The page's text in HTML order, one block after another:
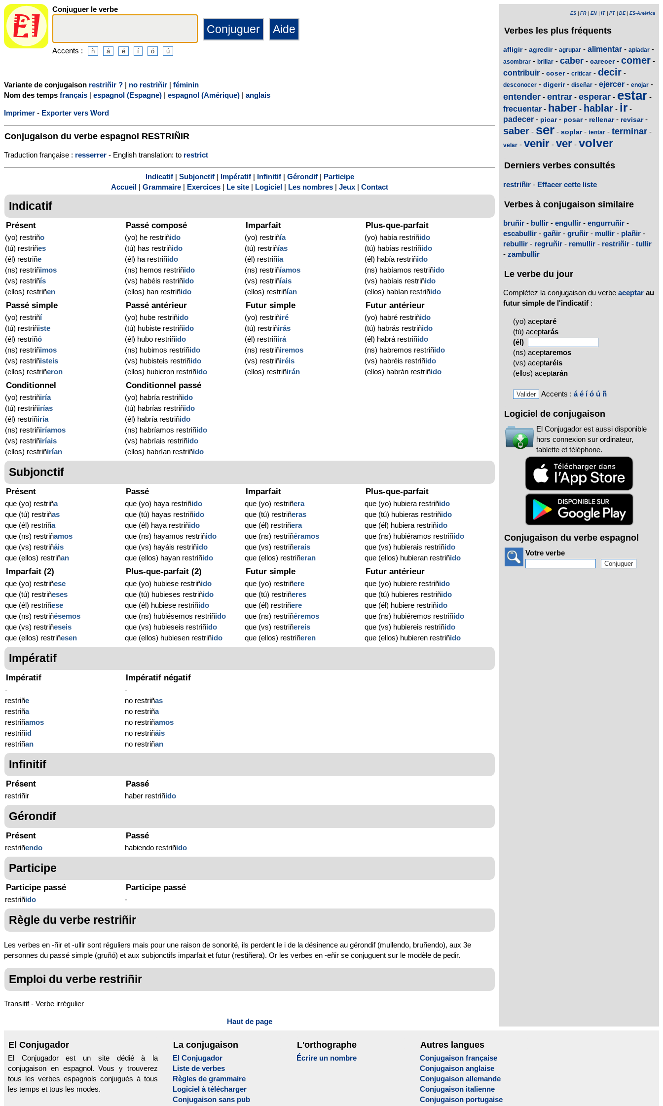
Conjuguer le verbe
Accents :
Variante de conjugaison restriñir ? | no restriñir | féminin
Nom des temps français | espagnol (Espagne) | espagnol (Amérique) | anglais
Imprimer - Exporter vers Word
Conjugaison du verbe espagnol RESTRIÑIR
Traduction française : resserrer - English translation: to restrict
Indicatif| Subjonctif| Impératif| Infinitif| Gérondif|
Participe
Accueil
Grammaire Exercices Le site Logiciel Les nombres Jeux Contact
Indicatif
Présent
(yo) restriño
(tú) restriñes
(él) restriñe
(ns) restriñimos
(vs) restriñís
(ellos) restriñen
Passé composé
(yo) he restriñido
(tú) has restriñido
(él) ha restriñido
(ns) hemos restriñido
(vs) habéis restriñido
(ellos) han restriñido
Imparfait
(yo) restriñía
(tú) restriñías
(él) restriñía
(ns) restriñíamos
(vs) restriñíais
(ellos) restriñían
Plus-que-parfait
(yo) había restriñido
(tú) habías restriñido
(él) había restriñido
(ns) habíamos restriñido
(vs) habíais restriñido
(ellos) habían restriñido
Passé simple
(yo) restriñí
(tú) restriñiste
(él) restriñó
(ns) restriñimos
(vs) restriñisteis
(ellos) restriñeron
Passé antérieur
(yo) hube restriñido
(tú) hubiste restriñido
(él) hubo restriñido
(ns) hubimos restriñido
(vs) hubisteis restriñido
(ellos) hubieron restriñido
Futur simple
(yo) restriñiré
(tú) restriñirás
(él) restriñirá
(ns) restriñiremos
(vs) restriñiréis
(ellos) restriñirán
Futur antérieur
(yo) habré restriñido
(tú) habrás restriñido
(él) habrá restriñido
(ns) habremos restriñido
(vs) habréis restriñido
(ellos) habrán restriñido
Conditionnel
(yo) restriñiría
(tú) restriñirías
(él) restriñiría
(ns) restriñiríamos
(vs) restriñiríais
(ellos) restriñirían
Conditionnel passé
(yo) habría restriñido
(tú) habrías restriñido
(él) habría restriñido
(ns) habríamos restriñido
(vs) habríais restriñido
(ellos) habrían restriñido
Subjonctif
Présent
que (yo) restriña
que (tú) restriñas
que (él) restriña
que (ns) restriñamos
que (vs) restriñáis
que (ellos) restriñan
Passé
que (yo) haya restriñido
que (tú) hayas restriñido
que (él) haya restriñido
que (ns) hayamos restriñido
que (vs) hayáis restriñido
que (ellos) hayan restriñido
Imparfait
que (yo) restriñera
que (tú) restriñeras
que (él) restriñera
que (ns) restriñéramos
que (vs) restriñerais
que (ellos) restriñeran
Plus-que-parfait
que (yo) hubiera restriñido
que (tú) hubieras restriñido
que (él) hubiera restriñido
que (ns) hubiéramos restriñido
que (vs) hubierais restriñido
que (ellos) hubieran restriñido
Imparfait (2)
que (yo) restriñese
que (tú) restriñeses
que (él) restriñese
que (ns) restriñésemos
que (vs) restriñeseis
que (ellos) restriñesen
Plus-que-parfait (2)
que (yo) hubiese restriñido
que (tú) hubieses restriñido
que (él) hubiese restriñido
que (ns) hubiésemos restriñido
que (vs) hubieseis restriñido
que (ellos) hubiesen restriñido
Futur simple
que (yo) restriñere
que (tú) restriñeres
que (él) restriñere
que (ns) restriñéremos
que (vs) restriñereis
que (ellos) restriñeren
Futur antérieur
que (yo) hubiere restriñido
que (tú) hubieres restriñido
que (él) hubiere restriñido
que (ns) hubiéremos restriñido
que (vs) hubiereis restriñido
que (ellos) hubieren restriñido
Impératif
Impératif
-
restriñe
restriña
restriñamos
restriñid
restriñan
Impératif négatif
-
no restriñas
no restriña
no restriñamos
no restriñáis
no restriñan
Infinitif
Présent
restriñir
Passé
haber restriñido
Gérondif
Présent
restriñendo
Passé
habiendo restriñido
Participe
Participe passé
restriñido
Participe passé
-
Règle du verbe restriñir
Les verbes en -ñir et -ullir sont réguliers mais pour une raison de sonorité, ils perdent le i de la désinence au gérondif (mullendo, bruñendo), aux 3e
personnes du passé simple (gruñó) et aux subjonctifs imparfait et futur (restiñera). Or les verbes en -eñir se conjuguent sur le modèle de pedir.
Emploi du verbe restriñir
Transitif - Verbe irrégulier
Haut de page
ES FR EN IT PT DE| ES-América
Verbes les plus fréquents
afligir- agredir- agrupar - alimentar - apiadar -
asombrar - brillar - caber - carecer- comer -
contribuir - coser- criticar - decir -
desconocer - digerir- diseñar - ejercer - enojar -
entender - entrar - esperar - estar -
frecuentar - haber - hablar - ir -
padecer - picar- posar- rellenar- revisar-
saber - ser - soplar- tentar - terminar -
velar - venir - ver - volver
Derniers verbes consultés
restriñir - Effacer cette liste
Verbes à conjugaison similaire
bruñir - bullir - engullir - engurruñir -
escabullir - gañir - gruñir - mullir - plañir -
rebullir - regruñir - remullir - restriñir - tullir
- zambullir
Le verbe du jour
Complétez la conjugaison du verbe aceptar au
futur simple de l'indicatif :
(yo) aceptaré
(tú) aceptarás
(él)
(ns) aceptaremos
(vs) aceptaréis
(ellos) aceptarán
Accents : á é í ó ú ñ
Logiciel de conjugaison
El Conjugador est aussi disponible
hors connexion sur ordinateur,
tablette et téléphone.
Conjugaison du verbe espagnol
Votre verbe
El Conjugador
El Conjugador est un site dédié à la
conjugaison en espagnol. Vous y trouverez
tous les verbes espagnols conjugués à tous
les temps et tous les modes.
La conjugaison
El Conjugador
Liste de verbes
Règles de grammaire
Logiciel à télécharger
Conjugaison sans pub
L'orthographe
Écrire un nombre
Autres langues
Conjugaison française
Conjugaison anglaise
Conjugaison allemande
Conjugaison italienne
Conjugaison portugaise